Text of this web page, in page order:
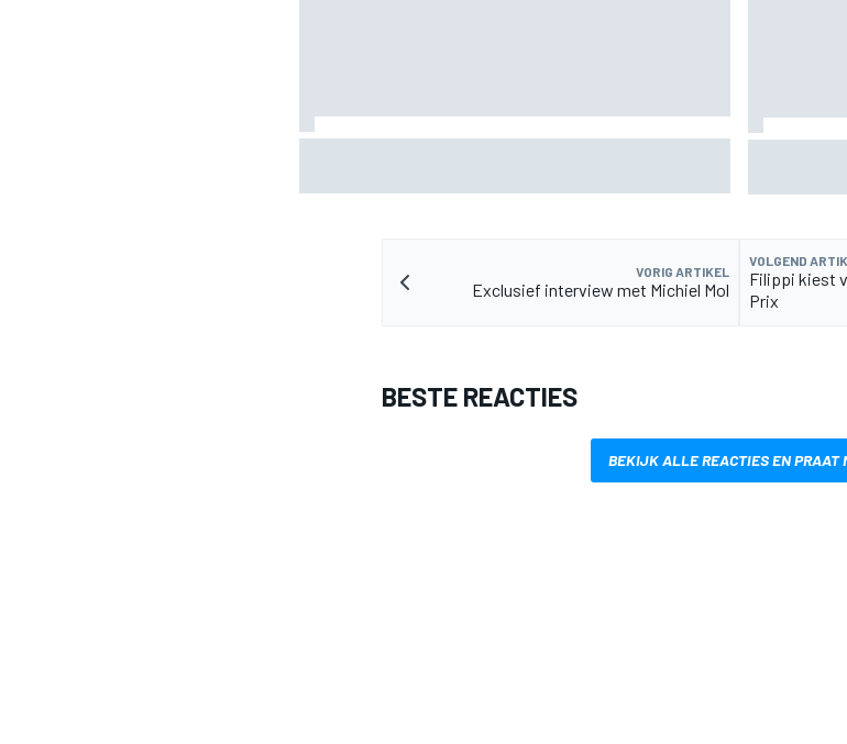
VORIG ARTIKEL
Exclusief interview met Michiel Mol
VOLGEND
Filippi kiest
Prix
BESTE REACTIES
BEKIJK ALLE REACTIES EN PRAAT